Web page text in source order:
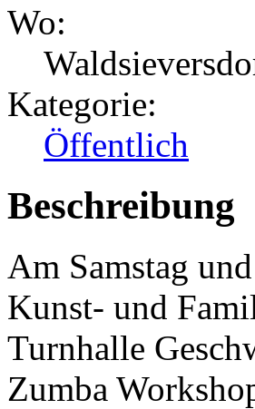
Wo:
Kategorie:
Öffentlich
Beschreibung
Am Samstag
Kunst- und
Turnhalle
Zumba